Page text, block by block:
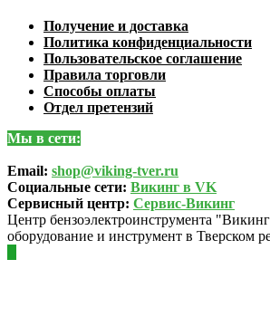
Получение и доставка
Политика конфиденциальности
Пользовательское соглашение
Правила торговли
Способы оплаты
Отдел претензий
Мы в сети:
Email: shop@viking-tver.ru
Социальные сети: Викинг в VK
Сервисный центр: Сервис-Викинг
Центр бензоэлектроинструмента
оборудование и инструмент в Тверском